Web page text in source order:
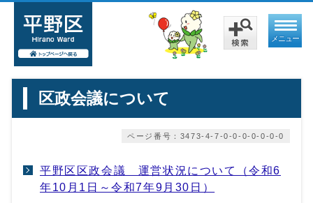
メニュー
区政会議について
ページ番号：3473-4-7-0-0-0-0-0-0-0
平野区区政会議 運営状況について（令和6
年10月1日～令和7年9月30日）